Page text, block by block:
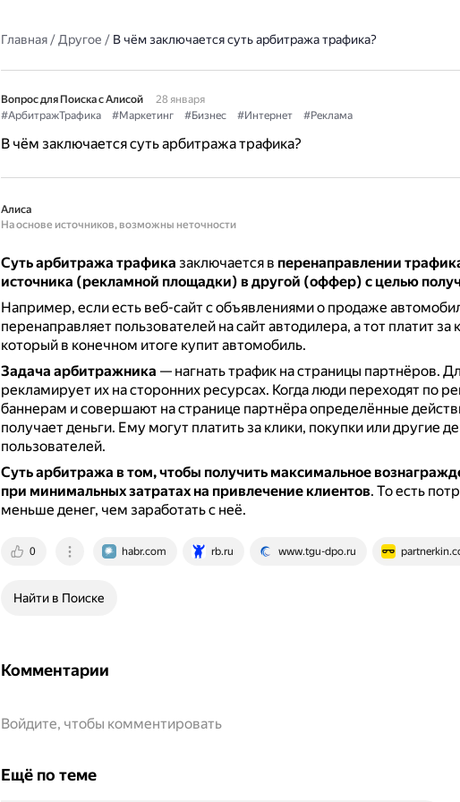
Главная/Другое / В чём заключается суть арбитража трафика?
Вопрос для Поиска с Алисой
28 января
#АрбитражТрафика
#Маркетинг #Бизнес #Интернет #Реклама
В чём заключается суть арбитража трафика?
Алиса
На основе источников, возможны неточности
Суть арбитража трафика заключается в перенаправлении
источника (рекламной площадки) в другой (оффер) с целью
Например, если есть веб-сайт с объявлениями о продаже
перенаправляет пользователей на сайт автодилера, а тот платит за
который в конечном итоге купит автомобиль.
Задача арбитражника — нагнать трафик на страницы партнёров.
рекламирует их на сторонних ресурсах. Когда люди переходят по
баннерам и совершают на странице партнёра определённые
получает деньги. Ему могут платить за клики, покупки или другие
пользователей.
Суть арбитража в том, чтобы получить максимальное
при минимальных затратах на привлечение клиентов. То есть
меньше денег, чем заработать с неё.
0 habr.com rb.ru www.tgu-dpo.ru
Найти в Поиске
Комментарии
Войдите, чтобы комментировать
Ещё по теме